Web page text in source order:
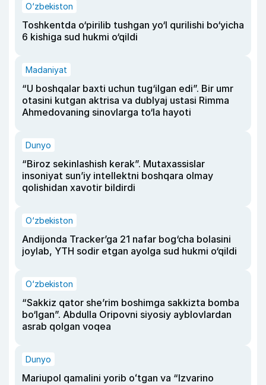
O‘zbekiston
Toshkentda o‘pirilib tushgan yo‘l qurilishi bo‘yicha
6 kishiga sud hukmi o‘qildi
Madaniyat
“U boshqalar baxti uchun tug‘ilgan edi”. Bir umr
otasini kutgan aktrisa va dublyaj ustasi Rimma
Ahmedovaning sinovlarga to‘la hayoti
Dunyo
“Biroz sekinlashish kerak”. Mutaxassislar
insoniyat sun’iy intellektni boshqara olmay
qolishidan xavotir bildirdi
O‘zbekiston
Andijonda Tracker’ga 21 nafar bog‘cha bolasini
joylab, YTH sodir etgan ayolga sud hukmi o‘qildi
O‘zbekiston
“Sakkiz qator she’rim boshimga sakkizta bomba
bo‘lgan”. Abdulla Oripovni siyosiy ayblovlardan
asrab qolgan voqea
Dunyo
Mariupol qamalini yorib oʻtgan va “Izvarino